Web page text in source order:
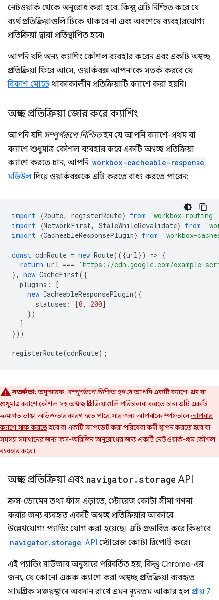
নেটওয়ার্ক থেকে অনুরোধ করা হবে, কিন্তু এটি নিশ্চিত করে যে
ব্যর্থ প্রতিক্রিয়াগুলি টিকে থাকবে না এবং অবশেষে ব্যবহারযোগ্য
প্রতিক্রিয়া দ্বারা প্রতিস্থাপিত হবে৷
আপনি যদি অন্য ক্যাশিং কৌশল ব্যবহার করেন এবং একটি অস্বচ্ছ
প্রতিক্রিয়া ফিরে আসে, ওয়ার্কবক্স আপনাকে সতর্ক করবে যে
বিকাশ মোডেথাকাকালীন প্রতিক্রিয়াটি ক্যাশে করা হয়নি।
অস্বচ্ছ প্রতিক্রিয়া জোর করে ক্যাশিং
আপনি যদি সম্পূর্ণরূপে নিশ্চিতহন যে আপনি ক্যাশে-প্রথম বা
ক্যাশে শুধুমাত্র কৌশল ব্যবহার করে একটি অস্বচ্ছ প্রতিক্রিয়া
ক্যাশে করতে চান, আপনি workbox-cacheable-response
মডিউলদিয়ে ওয়ার্কবক্সকে এটি করতে বাধ্য করতে পারেন:
import {Route, registerRoute} from 'workbox-routing'
import {NetworkFirst, StaleWhileRevalidate} from
import {CacheableResponsePlugin} from 'workbox-
const cdnRoute = new Route(({url}) => {
return url ===
'https://cdn.google.com/example-
},
new CacheFirst({
plugins :
[
new CacheableResponsePlugin({
statuses : [0, 200]
})
]
}))
registerRoute(cdnRoute);
সতর্কতা:অনুস্মারক: সম্পূর্ণরূপে নিশ্চিত হনযে আপনি একটি ক্যাশে-প্রথম বা
শুধুমাত্র ক্যাশে কৌশল সহ অস্বচ্ছ প্রতিক্রিয়াগুলি পরিচালনা করতে চান৷ এটি একটি
ক্রমাগত ভাঙা অভিজ্ঞতার কারণ হতে পারে, যার জন্য আপনাকে স্পষ্টভাবেআপনার
ক্যাশে সাফ করতেহবে বা একটি আপডেট করা পরিষেবা কর্মী স্থাপন করতে হবে যা
সমস্যা সমাধানের জন্য ক্রস-অরিজিন অনুরোধের জন্য একটি নেটওয়ার্ক-প্রথম কৌশল
ব্যবহার করে।
অস্বচ্ছ প্রতিক্রিয়া এবং navigator . storage API
ক্রস-ডোমেন তথ্য ফাঁস এড়াতে, স্টোরেজ কোটা সীমা গণনা
করার জন্য ব্যবহৃত একটি অস্বচ্ছ প্রতিক্রিয়ার আকারে
উল্লেখযোগ্য প্যাডিং যোগ করা হয়েছে। এটি প্রভাবিত করে কিভাবে
navigator.storage API স্টোরেজ কোটা রিপোর্ট করে।
এই প্যাডিং ব্রাউজার অনুসারে পরিবর্তিত হয়, কিন্তু Chrome-এর
জন্য, যে কোনো একক ক্যাশে করা অস্বচ্ছ প্রতিক্রিয়া ব্যবহৃত
সামগ্রিক সঞ্চয়স্থানে অবদান রাখে এমন ন্যূনতম আকার হল প্রায় 7